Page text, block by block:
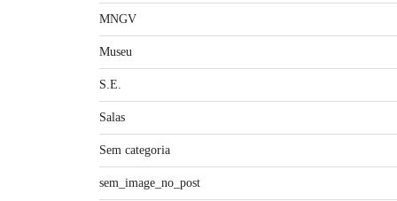
MNGV
Museu
S.E.
Salas
Sem categoria
sem_image_no_post